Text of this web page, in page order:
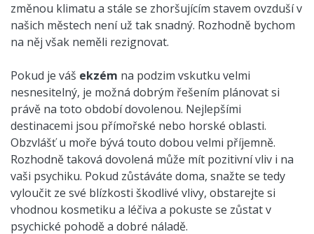
změnou klimatu a stále se zhoršujícím stavem ovzduší v
našich městech není už tak snadný. Rozhodně bychom
na něj však neměli rezignovat.
Pokud je váš ekzém na podzim vskutku velmi
nesnesitelný, je možná dobrým řešením plánovat si
právě na toto období dovolenou. Nejlepšími
destinacemi jsou přímořské nebo horské oblasti.
Obzvlášť u moře bývá touto dobou velmi příjemně.
Rozhodně taková dovolená může mít pozitivní vliv i na
vaši psychiku. Pokud zůstáváte doma, snažte se tedy
vyloučit ze své blízkosti škodlivé vlivy, obstarejte si
vhodnou kosmetiku a léčiva a pokuste se zůstat v
psychické pohodě a dobré náladě.